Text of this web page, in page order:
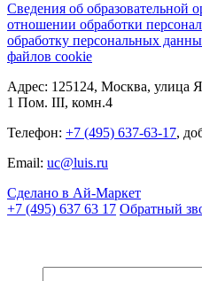
Сведения об образовательной
отношении обработки
обработку персональных
файлов cookie
Адрес: 125124, Москва, улица
1 Пом. III, комн.4
Телефон: +7 (495) 637-63-17,
Email: uc@luis.ru
Сделано в Ай-Маркет
+7 (495) 637 63 17 Обратный